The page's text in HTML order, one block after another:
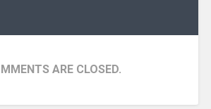
ARE CLOSED.